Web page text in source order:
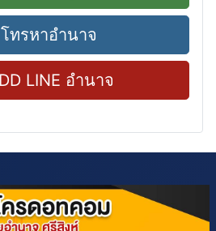
โทรหาอำนาจ
LINE อำนาจ